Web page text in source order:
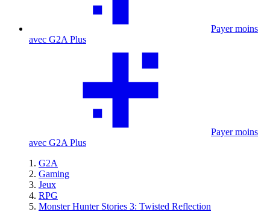
Payer moins
avec G2A Plus
Payer moins
avec G2A Plus
G2A
Gaming
Jeux
RPG
Monster Hunter Stories 3: Twisted Reflection